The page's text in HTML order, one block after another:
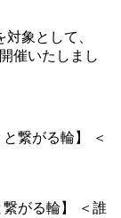
象として、
開催いたしまし
繋がる輪】 ＜誰